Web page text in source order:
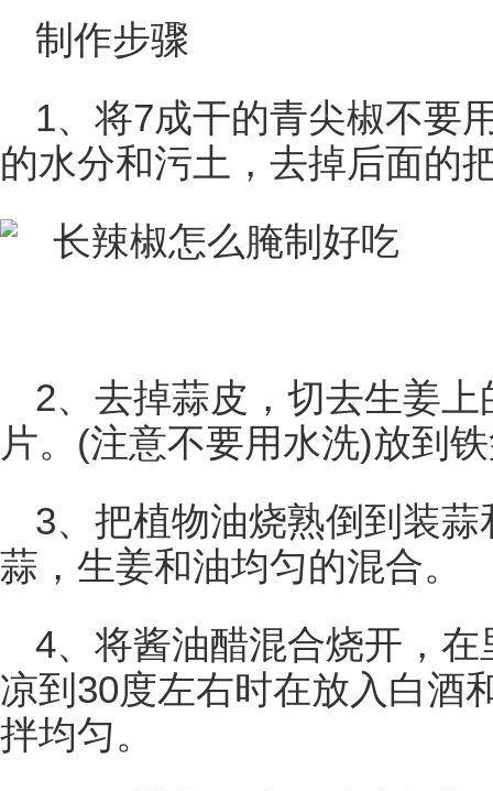
制作步骤
1、将7成干的青尖椒不要
的水分和污土，去掉后面的
2、去掉蒜皮，切去生姜
片。(注意不要用水洗)放到
3、把植物油烧熟倒到装
蒜，生姜和油均匀的混合。
4、将酱油醋混合烧开，
凉到30度左右时在放入白酒
拌均匀。